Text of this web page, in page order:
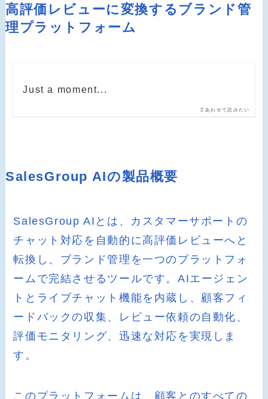
高評価レビューに変換するブランド管
理プラットフォーム
あわせて読みたい
Just a moment...
SalesGroup AIの製品概要
SalesGroup AIとは、カスタマーサポートの
チャット対応を自動的に高評価レビューへと
転換し、ブランド管理を一つのプラットフォ
ームで完結させるツールです。AIエージェン
トとライブチャット機能を内蔵し、顧客フィ
ードバックの収集、レビュー依頼の自動化、
評価モニタリング、迅速な対応を実現しま
す。
このプラットフォームは、顧客とのすべての